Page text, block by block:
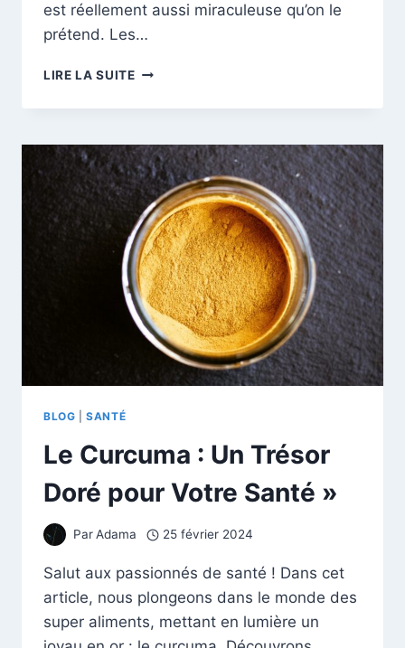
est réellement aussi miraculeuse qu’on le
prétend. Les…
LIRE LA SUITELE
:
OU
MIRACLE
?
DÉMYSTIFIONS
SES
BIENFAITS
BLOG |SANTÉ
Le Curcuma : Un Trésor
Doré pour Votre Santé »
ParAdama 25 février 2024
Salut aux passionnés de santé ! Dans cet
article, nous plongeons dans le monde des
super aliments, mettant en lumière un